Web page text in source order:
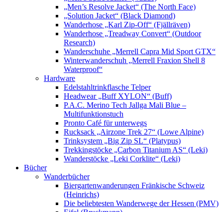
„Men’s Resolve Jacket“ (The North Face)
„Solution Jacket“ (Black Diamond)
Wanderhose „Karl Zip-Off“ (Fjällräven)
Wanderhose „Treadway Convert“ (Outdoor
Research)
Wanderschuhe „Merrell Capra Mid Sport GTX“
Winterwanderschuh „Merrell Fraxion Shell 8
Waterproof“
Hardware
Edelstahltrinkflasche Telper
Headwear „Buff XYLON“ (Buff)
P.A.C. Merino Tech Jallga Mali Blue –
Multifunktionstuch
Pronto Café für unterwegs
Rucksack „Airzone Trek 27“ (Lowe Alpine)
Trinksystem „Big Zip SL“ (Platypus)
Trekkingstöcke „Carbon Titanium AS“ (Leki)
Wanderstöcke „Leki Corklite“ (Leki)
Bücher
Wanderbücher
Biergartenwanderungen Fränkische Schweiz
(Heinrichs)
Die beliebtesten Wanderwege der Hessen (PMV)